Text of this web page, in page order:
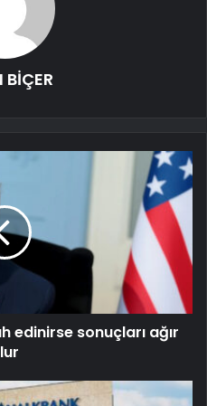
BİÇER
edinirse sonuçları ağır